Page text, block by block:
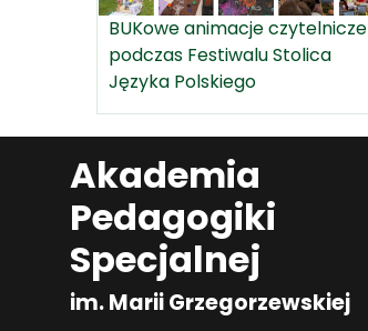
BUKowe animacje czytelnicze
podczas Festiwalu Stolica
Języka Polskiego
Akademia
Pedagogiki
Specjalnej
im. Marii Grzegorzewskiej